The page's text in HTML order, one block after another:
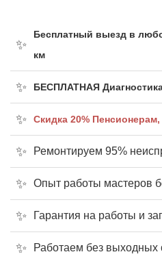
Бесплатный выезд в
км
БЕСПЛАТНАЯ
Cкидка 20%
Ремонтируем 95%
Опыт работы мастеров
Гарантия на работы и
Работаем без выходных